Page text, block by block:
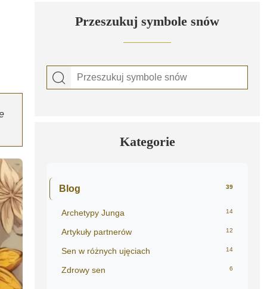
Przeszukuj symbole snów
Kategorie
Blog 39
Archetypy Junga 14
Artykuły partnerów 12
Sen w różnych ujęciach 14
Zdrowy sen 6